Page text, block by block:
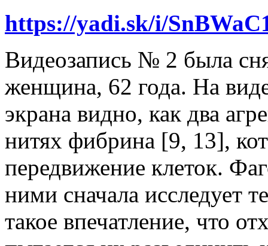
https://yadi.sk/i/
Видеозапись № 2 была
женщина, 62 года. На
экрана видно, как два
нитях фибрина [9, 13],
передвижение клеток.
ними сначала исследует
такое впечатление, что